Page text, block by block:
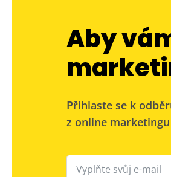
Aby
Přihlaste se k
z online